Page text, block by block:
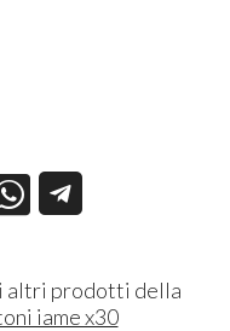
altri prodotti della
iame x30